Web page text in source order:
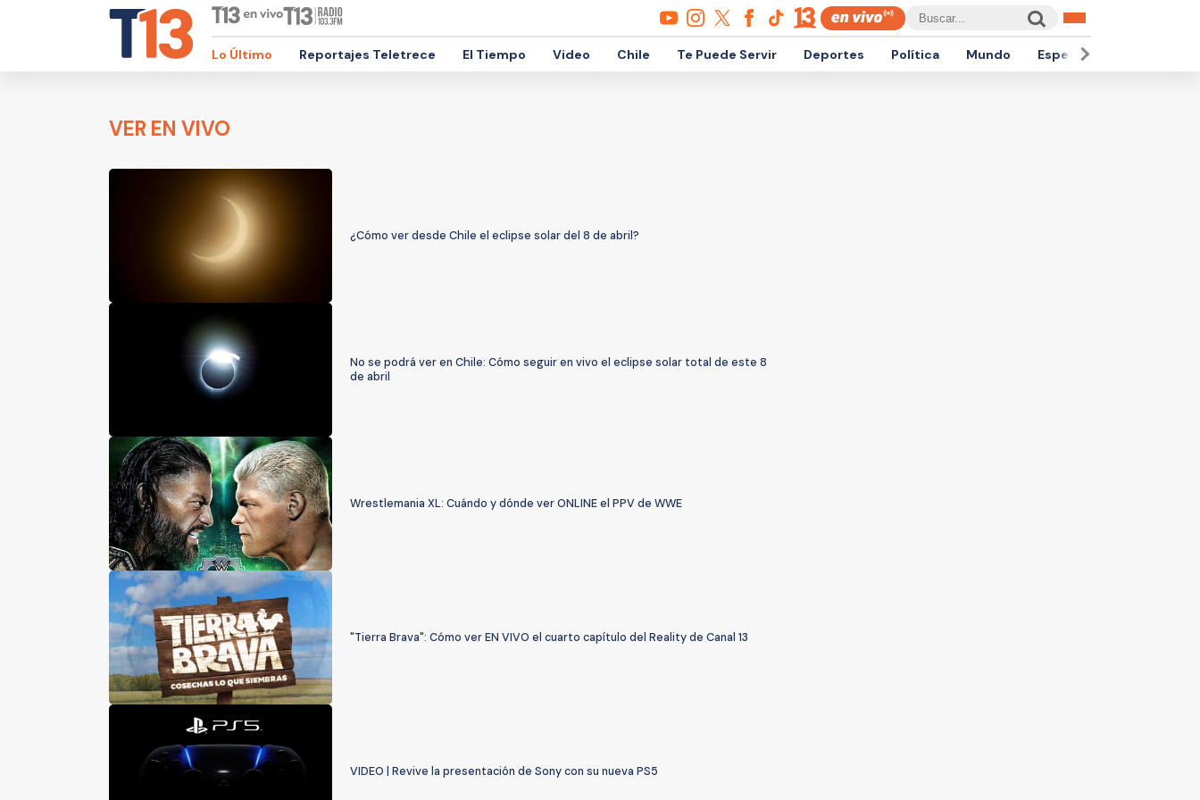
Lo Último Reportajes Teletrece El Tiempo Video Chile Te Puede Servir Deportes Política Mundo Espectáculos
VER EN VIVO
¿Cómo ver desde Chile el eclipse solar del 8 de abril?
No se podrá ver en Chile: Cómo seguir en vivo el eclipse solar total de este 8
de abril
Wrestlemania XL: Cuándo y dónde ver ONLINE el PPV de WWE
"Tierra Brava": Cómo ver EN VIVO el cuarto capítulo del Reality de Canal 13
VIDEO | Revive la presentación de Sony con su nueva PS5